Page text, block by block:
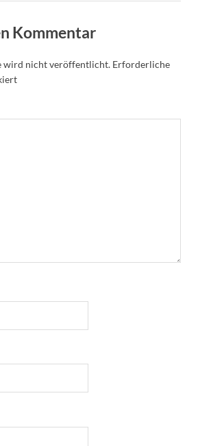
Kommentar
wird nicht veröffentlicht. Erforderliche